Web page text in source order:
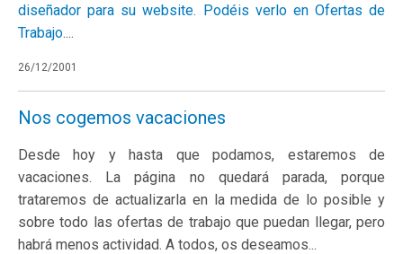
diseñador para su website. Podéis verlo en Ofertas de
Trabajo....
26/12/2001
Nos cogemos vacaciones
Desde hoy y hasta que podamos, estaremos de
vacaciones. La página no quedará parada, porque
trataremos de actualizarla en la medida de lo posible y
sobre todo las ofertas de trabajo que puedan llegar, pero
habrá menos actividad. A todos, os deseamos...